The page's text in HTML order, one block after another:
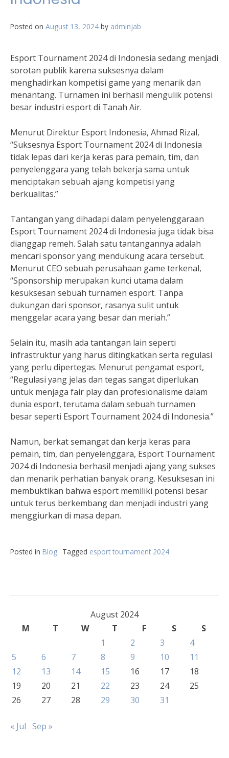
Posted on August 13, 2024 by adminjab
Esport Tournament 2024 di Indonesia sedang menjadi
sorotan publik karena suksesnya dalam
menghadirkan kompetisi game yang menarik dan
menantang. Turnamen ini berhasil mengulik potensi
besar industri esport di Tanah Air.
Menurut Direktur Esport Indonesia, Ahmad Rizal,
“Suksesnya Esport Tournament 2024 di Indonesia
tidak lepas dari kerja keras para pemain, tim, dan
penyelenggara yang telah bekerja sama untuk
menciptakan sebuah ajang kompetisi yang
berkualitas.”
Tantangan yang dihadapi dalam penyelenggaraan
Esport Tournament 2024 di Indonesia juga tidak bisa
dianggap remeh. Salah satu tantangannya adalah
mencari sponsor yang mendukung acara tersebut.
Menurut CEO sebuah perusahaan game terkenal,
“Sponsorship merupakan kunci utama dalam
kesuksesan sebuah turnamen esport. Tanpa
dukungan dari sponsor, rasanya sulit untuk
menggelar acara yang besar dan meriah.”
Selain itu, masih ada tantangan lain seperti
infrastruktur yang harus ditingkatkan serta regulasi
yang perlu dipertegas. Menurut pengamat esport,
“Regulasi yang jelas dan tegas sangat diperlukan
untuk menjaga fair play dan profesionalisme dalam
dunia esport, terutama dalam sebuah turnamen
besar seperti Esport Tournament 2024 di Indonesia.”
Namun, berkat semangat dan kerja keras para
pemain, tim, dan penyelenggara, Esport Tournament
2024 di Indonesia berhasil menjadi ajang yang sukses
dan menarik perhatian banyak orang. Kesuksesan ini
membuktikan bahwa esport memiliki potensi besar
untuk terus berkembang dan menjadi industri yang
menggiurkan di masa depan.
Posted in Blog Tagged esport tournament 2024
August 2024
M
T W T F S
S
1
2 3
4
5
6 7 8 9 10
11
12
13 14 15 16 17
18
19
20 21 22 23 24
25
26
27 28 29 30 31
« Jul Sep »